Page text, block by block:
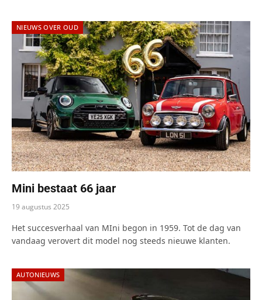
NIEUWS OVER OUD
Mini bestaat 66 jaar
19 augustus 2025
Het succesverhaal van MIni begon in 1959. Tot de dag van
vandaag verovert dit model nog steeds nieuwe klanten.
AUTONIEUWS